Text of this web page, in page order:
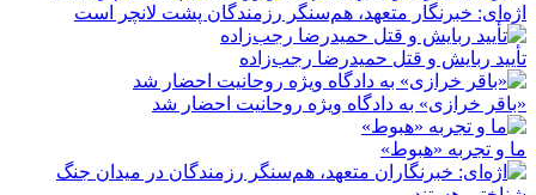
اژه‌ای: خبرنگار متعهد، هم‌سنگر رزمندگان پشت لانچر است
تأیید ربایش و قتل حمیدرضا رجب‌زاده
«باقر خرازی» به دادگاه ویژه روحانیت احضار شد
ما و تجربه «هبوط»